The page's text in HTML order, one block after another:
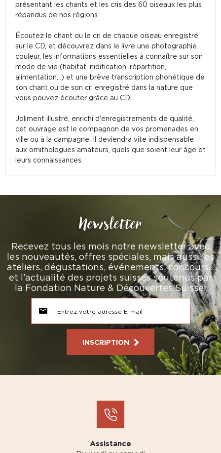
présentant les chants et les cris des 60 oiseaux les plus
répandus de nos régions.
Écoutez le chant ou le cri de chaque oiseau enregistré
sur le CD, et découvrez dans le livre une photographie
couleur, les informations essentielles à connaître sur son
mode de vie (habitat, nidification, répartition,
alimentation...) et une brève transcription phonétique de
son chant ou de son cri enregistré dans la nature que
vous pouvez écouter grâce au CD.
Joliment illustré, enrichi d'enregistrements de qualité,
cet ouvrage est le compagnon de vos promenades en
ville ou à la campagne. Il deviendra vite indispensable
aux ornithologues amateurs, quels que soient leur âge et
leurs connaissances.
Newsletter
Recevez tous les mois notre newsletter avec
les nouveautés, offres spéciales, mais aussi les
ateliers, dégustations, événements, concours…
et l’actualité des projets suisses soutenus par
la Fondation Nature & Découvertes Suisse!
INSCRIPTION
Assistance